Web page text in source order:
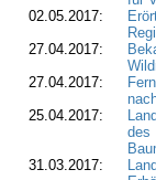
02.05.2017:
27.04.2017:
27.04.2017:
25.04.2017:
des
31.03.2017: